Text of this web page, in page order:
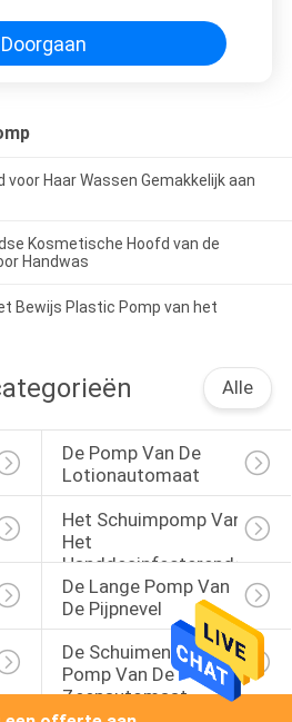
Doorgaan
Haar Wassen Gemakkelijk aan
Kosmetische Hoofd van de
Handwas
Bewijs Plastic Pomp van het
Alle
De Pomp Van De
Lotionautomaat
Het Schuimpomp Van
Het
Handdesinfecterende
Middel
De Lange Pomp Van
De Pijpnevel
De Schuimende
Pomp Van De
Zeepautomaat